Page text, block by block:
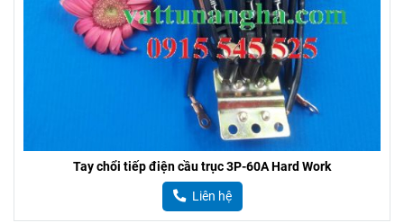
Tay chổi tiếp điện cầu trục 3P-60A Hard Work
Liên hệ